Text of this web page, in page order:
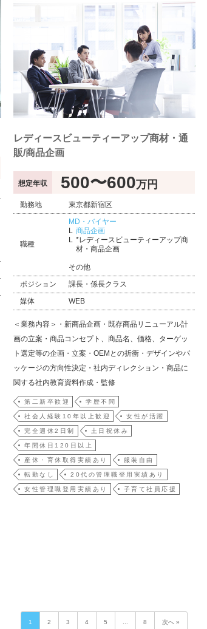
レディースビューティーアップ商材・通
販/商品企画
想定年収 500〜600万円
勤務地 東京都新宿区
職種
MD・バイヤー
商品企画
*レディースビューティーアップ商
材・商品企画
その他
ポジション
課長・係長クラス
媒体
WEB
＜業務内容＞・新商品企画・既存商品リニューアル計
画の立案・商品コンセプト、商品名、価格、ターゲッ
ト選定等の企画・立案・OEMとの折衝・デザインやパ
ッケージの方向性決定・社内ディレクション・商品に
関する社内教育資料作成・監修
第二新卒歓迎 学歴不問
社会人経験10年以上歓迎 女性が活躍
完全週休2日制 土日祝休み
年間休日120日以上
産休・育休取得実績あり 服装自由
転勤なし 20代の管理職登用実績あり
女性管理職登用実績あり 子育て社員応援
1 2 3 4 5 8 次へ »